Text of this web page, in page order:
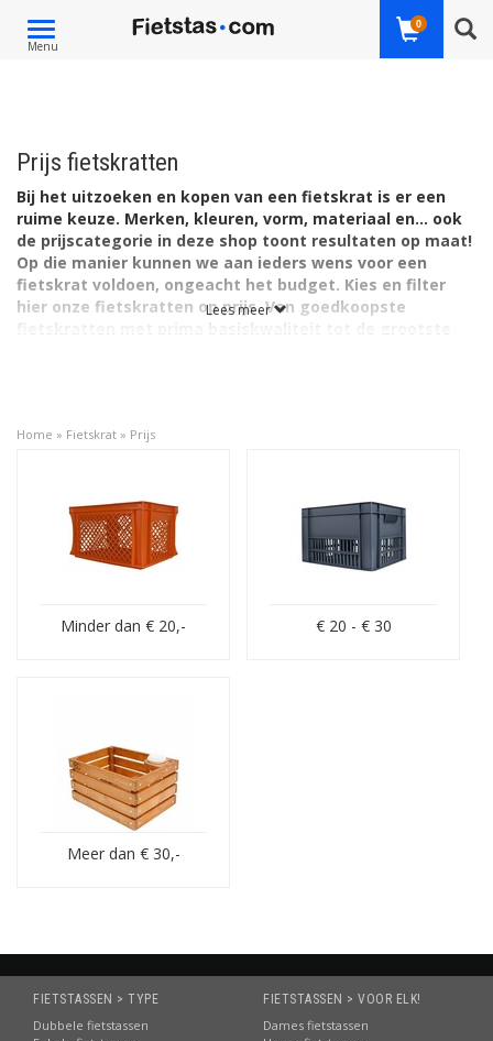
Toggle
navigation
Menu
0
Prijs fietskratten
Bij het uitzoeken en kopen van een fietskrat is er een
ruime keuze. Merken, kleuren, vorm, materiaal en... ook
de prijscategorie in deze shop toont resultaten op maat!
Op die manier kunnen we aan ieders wens voor een
fietskrat voldoen, ongeacht het budget. Kies en filter
hier onze fietskratten op prijs. Van goedkoopste
Fietstas.com biedt een ruime keuze uit modellen en merken.
fietskratten onderverdeeld in drie prijscategorieën:
minder dan 20 euro
20 - 30 euro
Per categorie ziet u direct alle fietskratten binnen de gewenste
De voordelen van Fietstas.com:
De bekendste fietstassen webshop van Nederland
Aantrekkelijke prijzen:
Uitstekende service
en online bereikbaarheid
Beste reviews:
uitstekende waardering van onze klanten
Lees meer
Home » Fietskrat » Prijs
Minder dan € 20,- € 20 - € 30
Meer dan € 30,-
FIETSTASSEN > TYPE
Dubbele fietstassen
FIETSTASSEN > VOOR ELK!
Dames fietstassen